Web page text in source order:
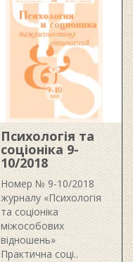
Психологія та
соціоніка 9-
10/2018
Номер № 9-10/2018
журналу «Психологія
та соціоніка
міжособових
відношень»
Практична соці..